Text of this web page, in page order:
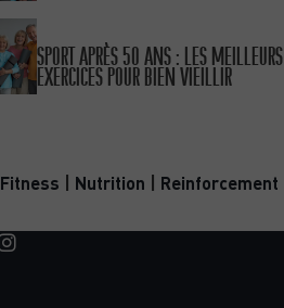
SPORT APRÈS 50 ANS : LES MEILLEURS
EXERCICES POUR BIEN VIEILLIR
Fitness Nutrition Reinforcement